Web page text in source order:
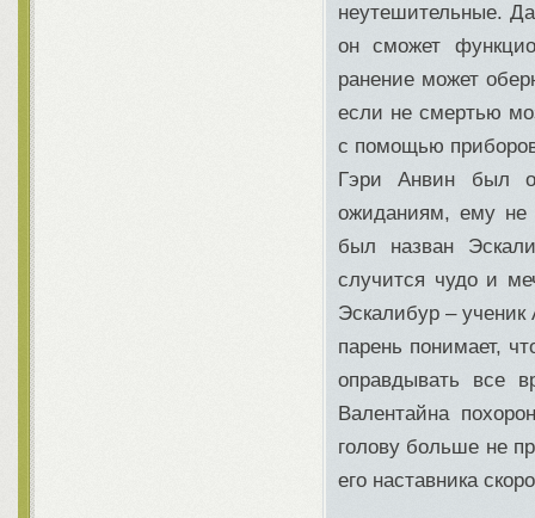
неутешительные.
он сможет
ранение может
если не смертью
с помощью
Гэри Анвин был
ожиданиям, ему не
был назван
случится чудо и
Эскалибур –
парень понимает,
оправдывать все
Валентайна
голову больше не
его наставника